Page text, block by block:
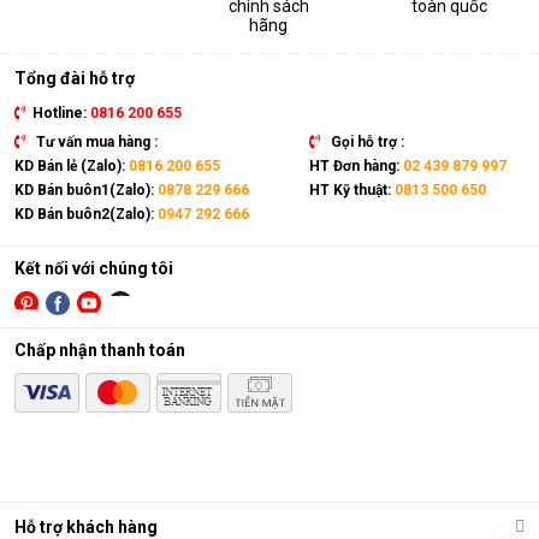
thiết bị. Sản phẩm có kích thước gọn nhẹ, kết hợp cùng bánh
xe và tay cầm nên có thể dễ dàng di chuyển tới mọi vị trí trong
Các chức năng chính của máy bao gồm: Làm lạnh, quạt gió,
chính sách
hãng
toàn quốc
Tổng đài hỗ trợ
Hotline: 0816 200 655
Tư vấn mua hàng :
KD Bán lẻ (Zalo): 0816 200 655
KD Bán buôn1(Zalo): 0878 229 666
KD Bán buôn2(Zalo): 0947 292 666
Gọi hỗ trợ :
HT Đơn hàng: 02 439 879 997
HT Kỹ thuật: 0813 500 650
Hỗ trợ khách hàng
Kết nối với chúng tôi
Chấp nhận thanh toán